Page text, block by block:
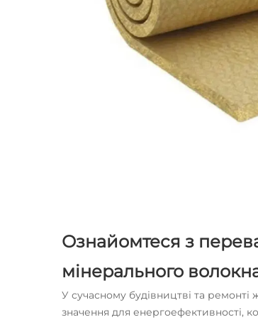
Ознайомтеся з
мінерального
У сучасному будівництві та
значення для енергоефективності,